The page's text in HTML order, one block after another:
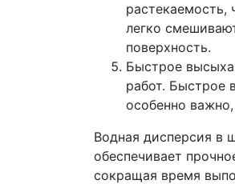
растекаемость,
легко
поверхность.
Быстрое
работ. Быстрое
особенно
Водная дисперсия в
обеспечивает
сокращая время